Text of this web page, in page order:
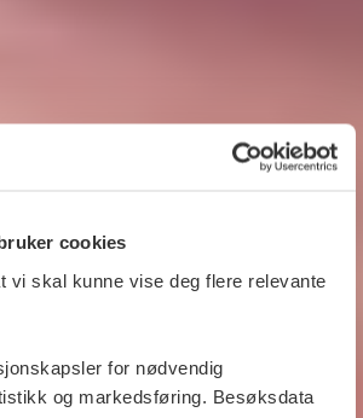
cookies
vi skal kunne vise deg flere relevante
for nødvendig
og markedsføring. Besøksdata